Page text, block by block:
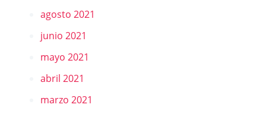
agosto 2021
junio 2021
mayo 2021
abril 2021
marzo 2021